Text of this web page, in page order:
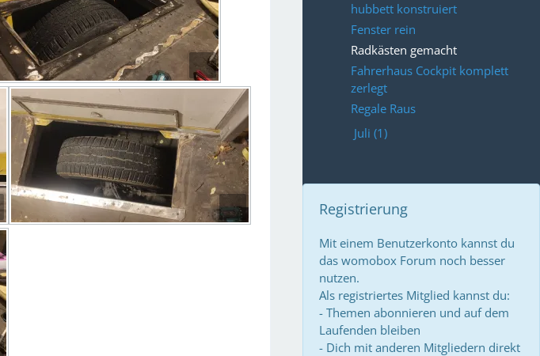
hubbett konstruiert
Fenster rein
Radkästen gemacht
Fahrerhaus Cockpit komplett
zerlegt
Regale Raus
Juli (1)
Registrierung
Mit einem Benutzerkonto kannst du
das womobox Forum noch besser
nutzen.
Als registriertes Mitglied kannst du:
- Themen abonnieren und auf dem
Laufenden bleiben
- Dich mit anderen Mitgliedern direkt